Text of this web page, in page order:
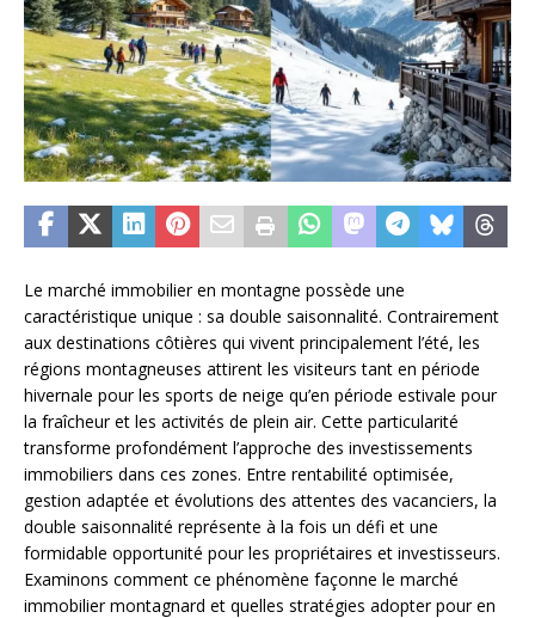
Le marché immobilier en montagne possède une
caractéristique unique : sa double saisonnalité. Contrairement
aux destinations côtières qui vivent principalement l’été, les
régions montagneuses attirent les visiteurs tant en période
hivernale pour les sports de neige qu’en période estivale pour
la fraîcheur et les activités de plein air. Cette particularité
transforme profondément l’approche des investissements
immobiliers dans ces zones. Entre rentabilité optimisée,
gestion adaptée et évolutions des attentes des vacanciers, la
double saisonnalité représente à la fois un défi et une
formidable opportunité pour les propriétaires et investisseurs.
Examinons comment ce phénomène façonne le marché
immobilier montagnard et quelles stratégies adopter pour en